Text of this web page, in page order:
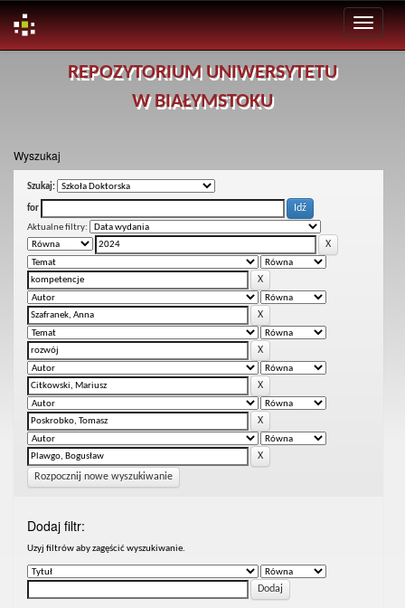
REPOZYTORIUM UNIWERSYTETU
W BIAŁYMSTOKU
Wyszukaj
Szukaj:
for
Aktualne filtry:
Rozpocznij nowe wyszukiwanie
Dodaj filtr:
Uzyj filtrów aby zagęścić wyszukiwanie.